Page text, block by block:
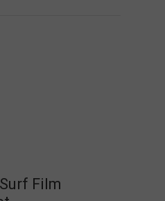
Film